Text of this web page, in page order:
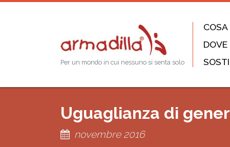
Per un mondo in cui nessuno si senta solo
DOVE
Uguaglianza di
novembre 2016